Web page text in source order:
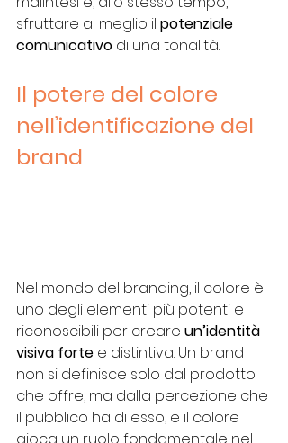
sfruttare al meglio il potenziale
comunicativo di una tonalità.
Il potere del colore
nell’identificazione del
brand
Nel mondo del branding, il colore è
uno degli elementi più potenti e
riconoscibili per creare un’identità
visiva forte e distintiva. Un brand
non si definisce solo dal prodotto
che offre, ma dalla percezione che
il pubblico ha di esso, e il colore
gioca un ruolo fondamentale nel